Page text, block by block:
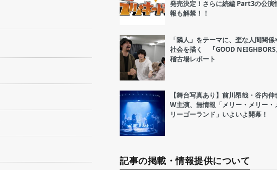
発売決定！さらに続編 Part3の公演
報も解禁！！
「隣人」をテーマに、歪な人間関係
社会を描く 『GOOD NEIGHBORS
稽古場レポート
【舞台写真あり】前川昂哉・谷内伸
W主演、無情報「メリー・メリー・
リーゴーランド」いよいよ開幕！
記事の掲載・情報提供について